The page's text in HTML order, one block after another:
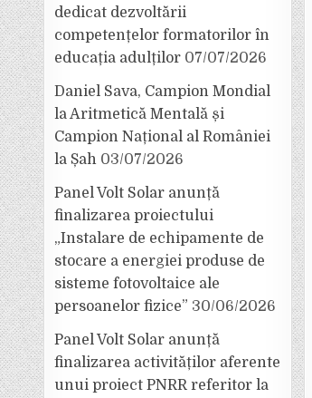
dedicat dezvoltării
competențelor formatorilor în
educația adulților 07/07/2026
Daniel Sava, Campion Mondial
la Aritmetică Mentală și
Campion Național al României
la Șah 03/07/2026
Panel Volt Solar anunță
finalizarea proiectului
„Instalare de echipamente de
stocare a energiei produse de
sisteme fotovoltaice ale
persoanelor fizice” 30/06/2026
Panel Volt Solar anunță
finalizarea activităților aferente
unui proiect PNRR referitor la